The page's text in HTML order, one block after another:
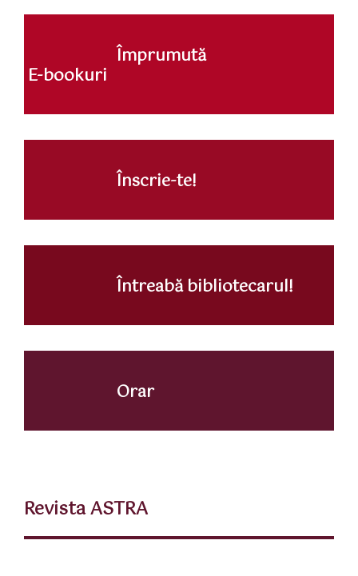
Împrumută
E-bookuri
Înscrie-te!
Întreabă bibliotecarul!
Orar
Revista ASTRA